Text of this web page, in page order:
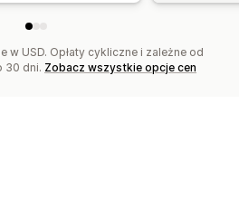
w USD. Opłaty cykliczne i zależne od
30 dni. Zobacz wszystkie opcje cen